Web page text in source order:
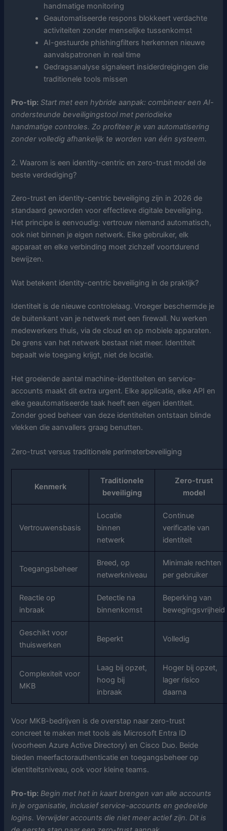
handmatige monitoring
Geautomatiseerde respons blokkeert verdachte
activiteiten zonder menselijke tussenkomst
AI-gestuurde phishingfilters herkennen nieuwe
aanvalspatronen in real time
Gedragsanalyse signaleert insiderdreigingen die
traditionele tools missen
Pro-tip: Start met een hybride aanpak: combineer een AI-
ondersteunde beveiligingstool met periodieke
handmatige controles. Zo profiteer je van automatisering
zonder volledig afhankelijk te worden van één systeem.
2. Waarom is een identity-centric en zero-trust model de
beste verdediging?
Zero-trust en identity-centric beveiliging zijn in 2026 de
standaard geworden voor effectieve digitale beveiliging.
Het principe is eenvoudig: vertrouw niemand automatisch,
ook niet binnen je eigen netwerk. Elke gebruiker, elk
apparaat en elke verbinding moet zichzelf voortdurend
bewijzen.
Wat betekent identity-centric beveiliging in de praktijk?
Identiteit is de nieuwe controlelaag. Vroeger beschermde je
de buitenkant van je netwerk met een firewall. Nu werken
medewerkers thuis, via de cloud en op mobiele apparaten.
De grens van het netwerk bestaat niet meer. Identiteit
bepaalt wie toegang krijgt, niet de locatie.
Het groeiende aantal machine-identiteiten en service-
accounts maakt dit extra urgent. Elke applicatie, elke API en
elke geautomatiseerde taak heeft een eigen identiteit.
Zonder goed beheer van deze identiteiten ontstaan blinde
vlekken die aanvallers graag benutten.
Zero-trust versus traditionele perimeterbeveiliging
Kenmerk
Traditionele
beveiliging
Zero-trust
model
Vertrouwensbasis
Locatie
binnen
netwerk
Continue
verificatie van
identiteit
Toegangsbeheer
Breed, op
netwerkniveau
Minimale rechten
per gebruiker
Reactie op
inbraak
Detectie na
binnenkomst
Beperking van
bewegingsvrijheid
Geschikt voor
thuiswerken
Beperkt Volledig
Complexiteit voor
MKB
Laag bij opzet,
hoog bij
inbraak
Hoger bij opzet,
lager risico
daarna
Voor MKB-bedrijven is de overstap naar zero-trust
concreet te maken met tools als Microsoft Entra ID
(voorheen Azure Active Directory) en Cisco Duo. Beide
bieden meerfactorauthenticatie en toegangsbeheer op
identiteitsniveau, ook voor kleine teams.
Pro-tip: Begin met het in kaart brengen van alle accounts
in je organisatie, inclusief service-accounts en gedeelde
logins. Verwijder accounts die niet meer actief zijn. Dit is